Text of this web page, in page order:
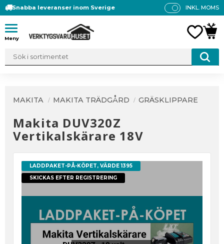
Meny
Snabba leveranser inom Sverige
P
A
INKL. MOMS
MAKITA MAKITA TRÄDGÅRD GRÄSKLIPPARE
Makita DUV320Z
Vertikalskärare 18V
LADDPAKET-PÅ-KÖPET, VÄRDE 1395
SKICKAS EFTER REGISTRERING